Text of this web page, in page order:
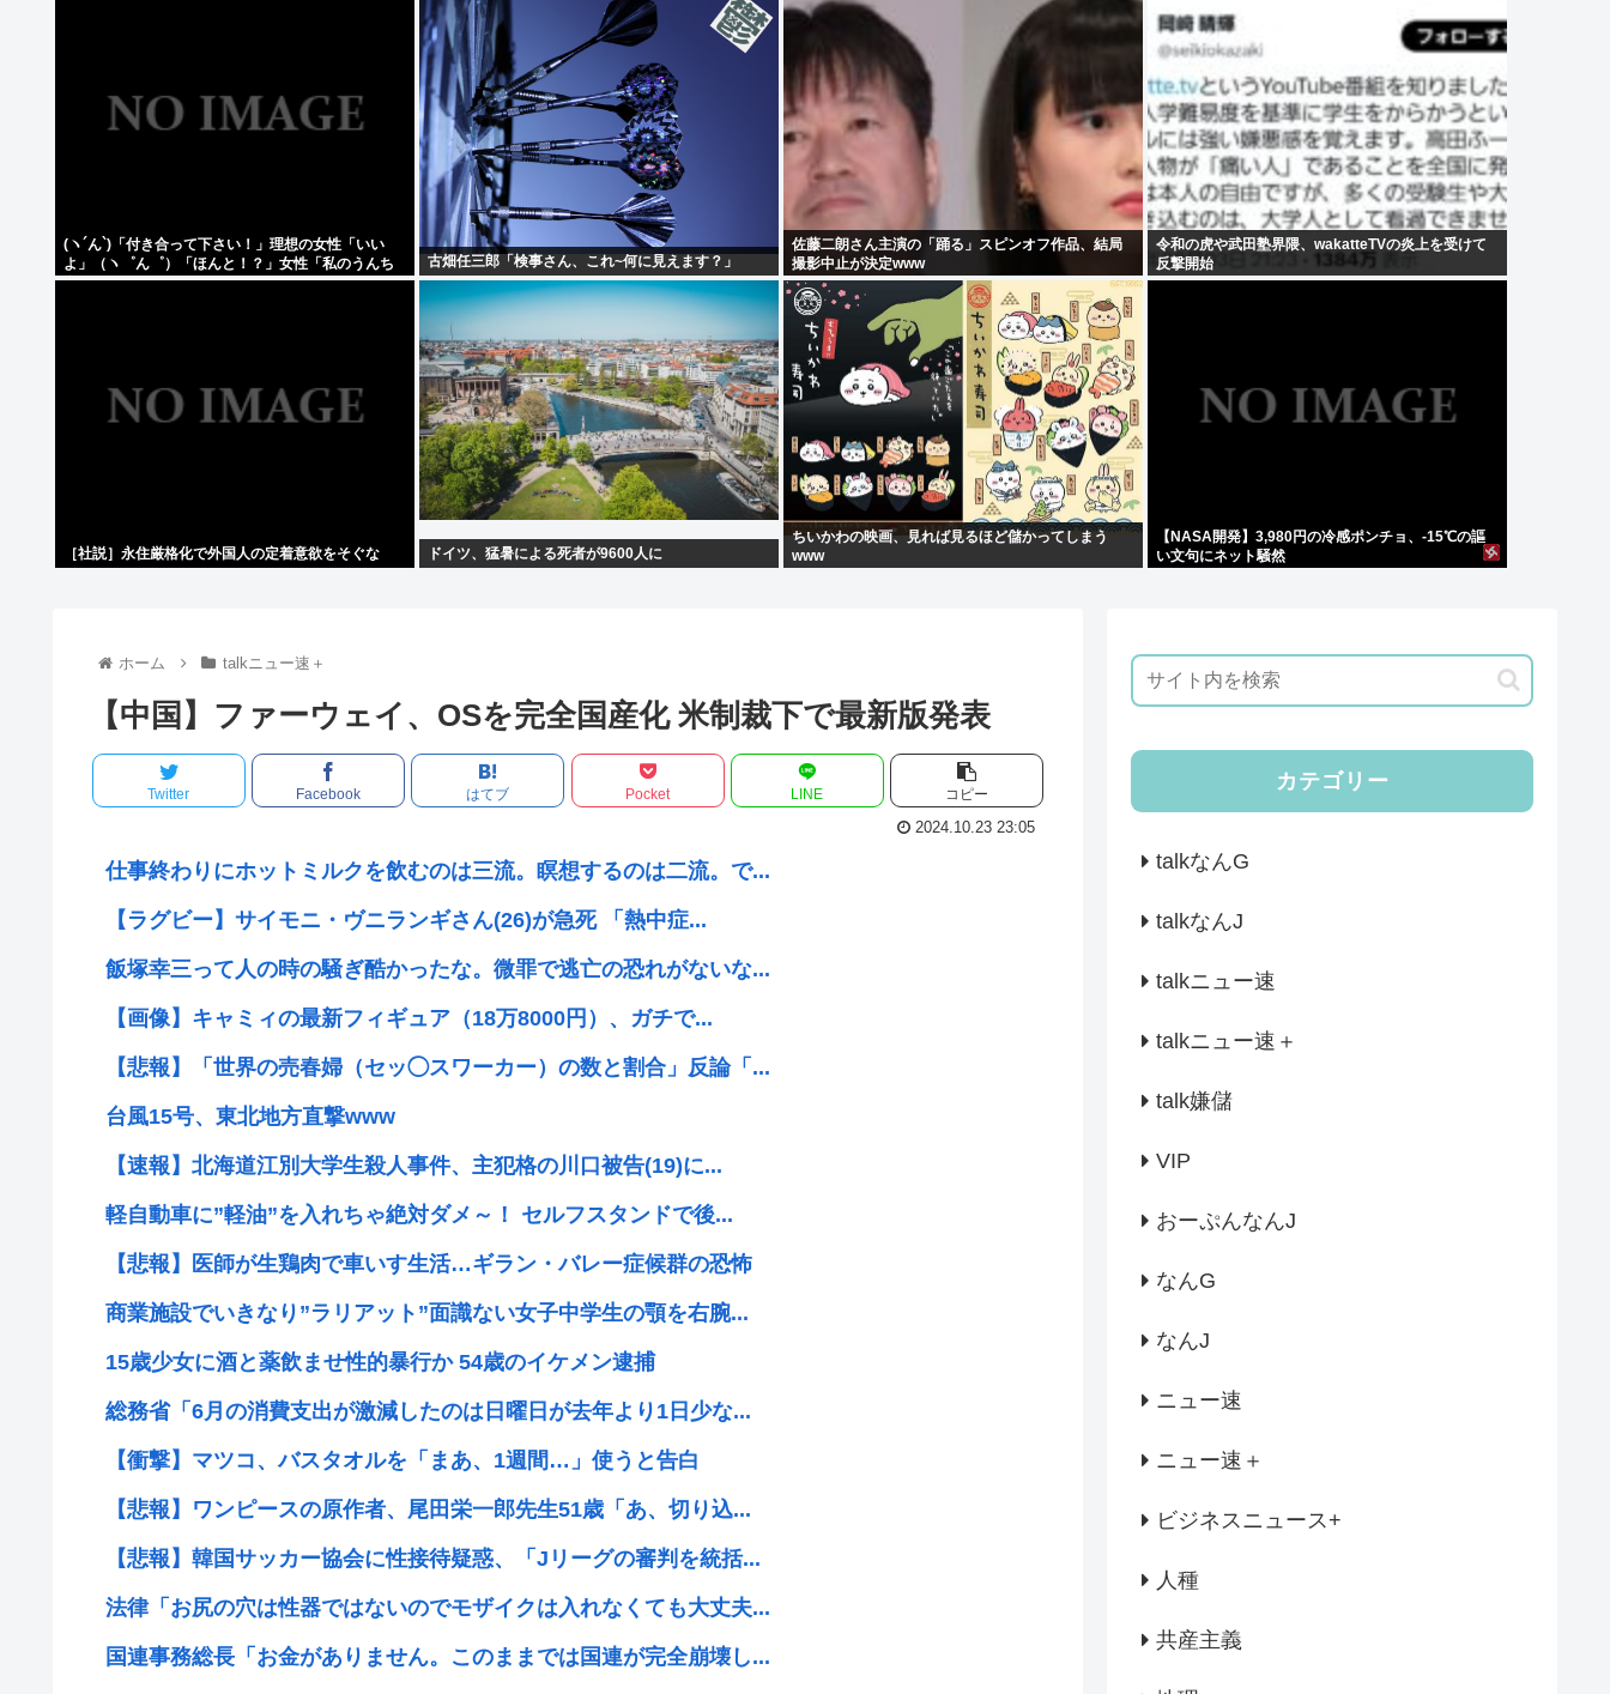
(ヽ´ん`)「付き合って下さい！」理想の女性「いい
よ」（ヽ゜ん゜）「ほんと！？」女性「私のうんち
食べたらね」
古畑任三郎「検事さん、これ~何に見えます？」
佐藤二朗さん主演の「踊る」スピンオフ作品、結局
撮影中止が決定www
令和の虎や武田塾界隈、wakatteTVの炎上を受けて
反撃開始
［社説］永住厳格化で外国人の定着意欲をそぐな ドイツ、猛暑による死者が9600人に
ちいかわの映画、見れば見るほど儲かってしまう
www
【NASA開発】3,980円の冷感ポンチョ、-15℃の謳
い文句にネット騒然
ホーム talkニュー速＋
【中国】ファーウェイ、OSを完全国産化 米制裁下で最新版発表
Twitter Facebook はてブ Pocket LINE コピー
2024.10.23 23:05
仕事終わりにホットミルクを飲むのは三流。瞑想するのは二流。で...
【ラグビー】サイモニ・ヴニランギさん(26)が急死 「熱中症...
飯塚幸三って人の時の騒ぎ酷かったな。微罪で逃亡の恐れがないな...
【画像】キャミィの最新フィギュア（18万8000円）、ガチで...
【悲報】「世界の売春婦（セッ◯スワーカー）の数と割合」反論「...
台風15号、東北地方直撃www
【速報】北海道江別大学生殺人事件、主犯格の川口被告(19)に...
軽自動車に”軽油”を入れちゃ絶対ダメ～！ セルフスタンドで後...
【悲報】医師が生鶏肉で車いす生活…ギラン・バレー症候群の恐怖
商業施設でいきなり”ラリアット”面識ない女子中学生の顎を右腕...
15歳少女に酒と薬飲ませ性的暴行か 54歳のイケメン逮捕
総務省「6月の消費支出が激減したのは日曜日が去年より1日少な...
【衝撃】マツコ、バスタオルを「まあ、1週間…」使うと告白
【悲報】ワンピースの原作者、尾田栄一郎先生51歳「あ、切り込...
【悲報】韓国サッカー協会に性接待疑惑、「Jリーグの審判を統括...
法律「お尻の穴は性器ではないのでモザイクは入れなくても大丈夫...
国連事務総長「お金がありません。このままでは国連が完全崩壊し...
カテゴリー
talkなんG
talkなんJ
talkニュー速
talkニュー速＋
talk嫌儲
VIP
おーぷんなんJ
なんG
なんJ
ニュー速
ニュー速＋
ビジネスニュース+
人種
共産主義